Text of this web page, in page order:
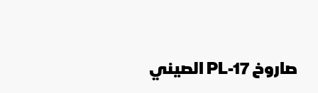
صاروخ PL-17 الصيني